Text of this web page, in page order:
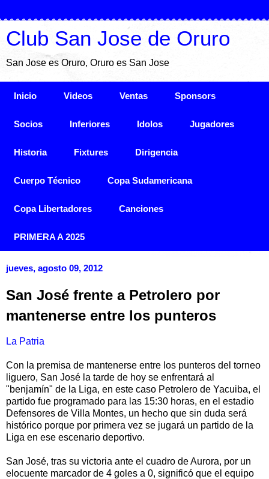
Club San Jose de Oruro
San Jose es Oruro, Oruro es San Jose
Inicio Videos Ventas Sponsors
Socios Inferiores Idolos Jugadores
Historia Fixtures Dirigencia
Cuerpo Técnico Copa Sudamericana
Copa Libertadores Canciones
PRIMERA A 2025
jueves, agosto 09, 2012
San José frente a Petrolero por
mantenerse entre los punteros
La Patria
Con la premisa de mantenerse entre los punteros del torneo
liguero, San José la tarde de hoy se enfrentará al
"benjamín" de la Liga, en este caso Petrolero de Yacuiba, el
partido fue programado para las 15:30 horas, en el estadio
Defensores de Villa Montes, un hecho que sin duda será
histórico porque por primera vez se jugará un partido de la
Liga en ese escenario deportivo.
San José, tras su victoria ante el cuadro de Aurora, por un
elocuente marcador de 4 goles a 0, significó que el equipo